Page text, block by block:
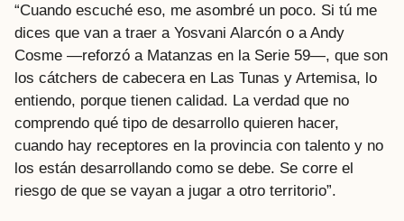
“Cuando escuché eso, me asombré un poco. Si tú me
dices que van a traer a Yosvani Alarcón o a Andy
Cosme —reforzó a Matanzas en la Serie 59—, que son
los cátchers de cabecera en Las Tunas y Artemisa, lo
entiendo, porque tienen calidad. La verdad que no
comprendo qué tipo de desarrollo quieren hacer,
cuando hay receptores en la provincia con talento y no
los están desarrollando como se debe. Se corre el
riesgo de que se vayan a jugar a otro territorio”.